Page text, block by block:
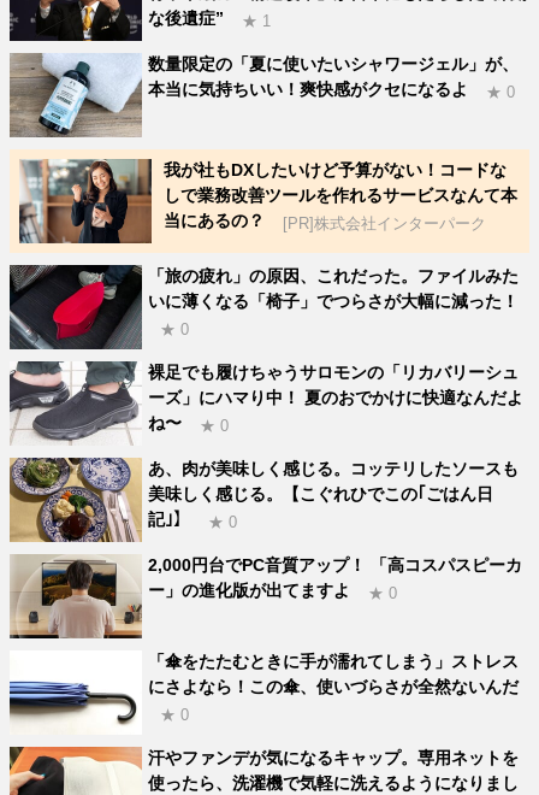
な後遺症”
★ 1
数量限定の「夏に使いたいシャワージェル」が、
本当に気持ちいい！爽快感がクセになるよ
★ 0
我が社もDXしたいけど予算がない！コードな
しで業務改善ツールを作れるサービスなんて本
当にあるの？
[PR]株式会社インターパーク
「旅の疲れ」の原因、これだった。ファイルみた
いに薄くなる「椅子」でつらさが大幅に減った！
★ 0
裸足でも履けちゃうサロモンの「リカバリーシュ
ーズ」にハマり中！ 夏のおでかけに快適なんだよ
ね〜
★ 0
あ、肉が美味しく感じる。コッテリしたソースも
美味しく感じる。【こぐれひでこの｢ごはん日
記｣】
★ 0
2,000円台でPC音質アップ！ 「高コスパスピーカ
ー」の進化版が出てますよ
★ 0
「傘をたたむときに手が濡れてしまう」ストレス
にさよなら！この傘、使いづらさが全然ないんだ
★ 0
汗やファンデが気になるキャップ。専用ネットを
使ったら、洗濯機で気軽に洗えるようになりまし